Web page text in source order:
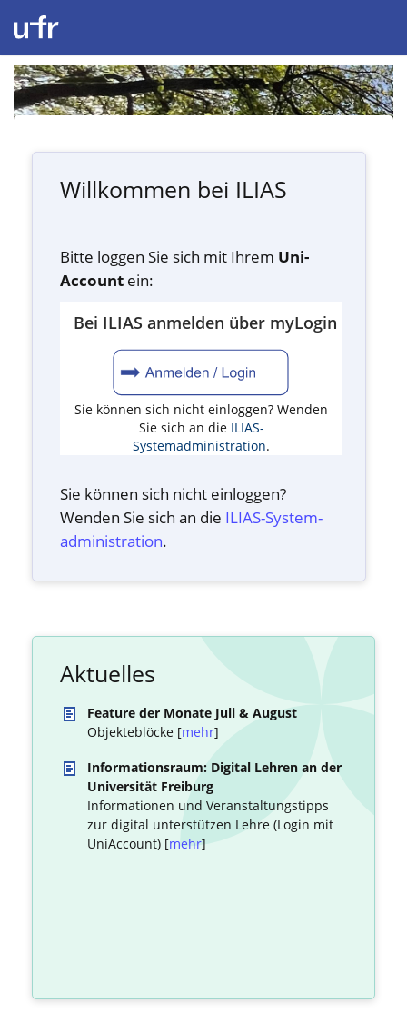
Willkommen bei ILIAS
Bitte loggen Sie sich mit Ihrem Uni-
Account ein:
Bei ILIAS anmelden über myLogin
Sie können sich nicht einloggen? Wenden
Sie sich an die ILIAS-
Systemadministration.
Sie können sich nicht einloggen?
Wenden Sie sich an die ILIAS-System­
administration.
Aktuelles
Feature der Monate Juli & August
Objekteblöcke [mehr]
Informationsraum: Digital Lehren an der
Universität Freiburg
Informationen und Veranstaltungstipps
zur digital unterstützen Lehre (Login mit
UniAccount) [mehr]